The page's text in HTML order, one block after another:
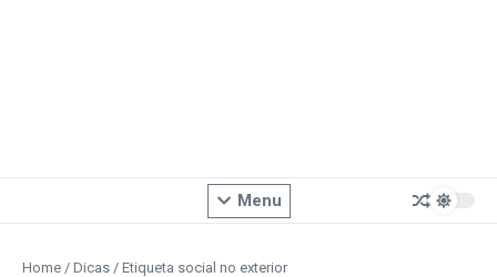
Menu
Home / Dicas / Etiqueta social no exterior